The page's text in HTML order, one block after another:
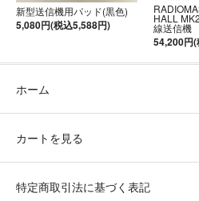
新型送信機用パッド(黒色)
5,080円(税込5,588円) HALL
線送信機
54,200円
ホーム
カートを見る
特定商取引法に基づく表記